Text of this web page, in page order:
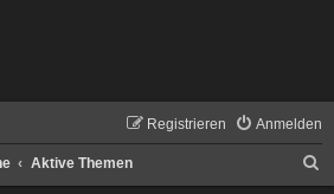
Anmelden
Registrieren
Aktive Themen